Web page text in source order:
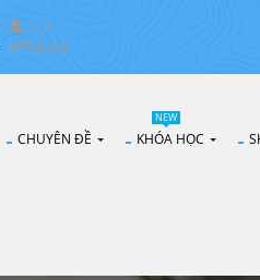
Login
Register
CHUYÊN ĐỀ KHÓA HỌC
NEW